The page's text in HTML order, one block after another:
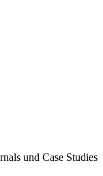
und Case Studies